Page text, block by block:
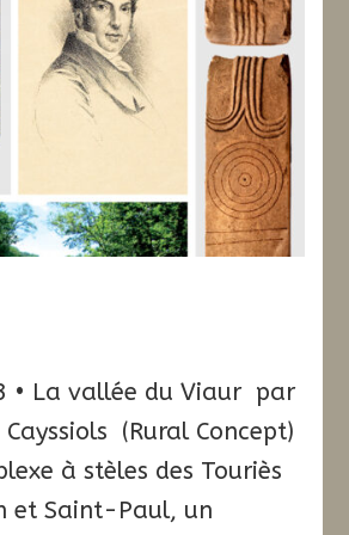
• La vallée du Viaur par
(Rural Concept)
à stèles des Touriès
et Saint-Paul, un